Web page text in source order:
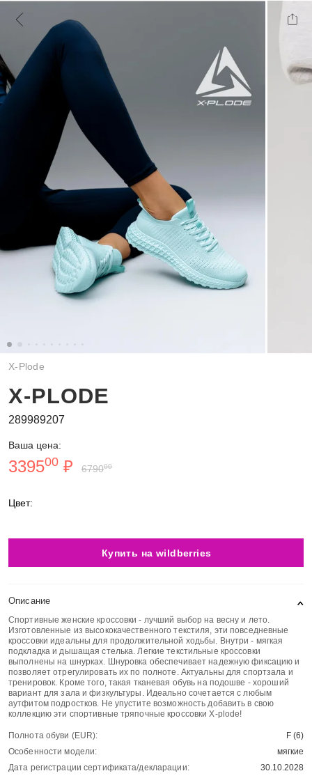
X-Plode
X-PLODE
289989207
Ваша цена:
339500 ₽ 679000
Цвет:
Купить на wildberries
Описание
Спортивные женские кроссовки - лучший выбор на весну и лето.
Изготовленные из высококачественного текстиля, эти повседневные
кроссовки идеальны для продолжительной ходьбы. Внутри - мягкая
подкладка и дышащая стелька. Легкие текстильные кроссовки
выполнены на шнурках. Шнуровка обеспечивает надежную фиксацию и
позволяет отрегулировать их по полноте. Актуальны для спортзала и
тренировок. Кроме того, такая тканевая обувь на подошве - хороший
вариант для зала и физкультуры. Идеально сочетается с любым
аутфитом подростков. Не упустите возможность добавить в свою
коллекцию эти спортивные тряпочные кроссовки X-plode!
Полнота обуви (EUR):
F (6)
Особенности модели:
мягкие
Дата регистрации сертификата/декларации:
30.10.2028